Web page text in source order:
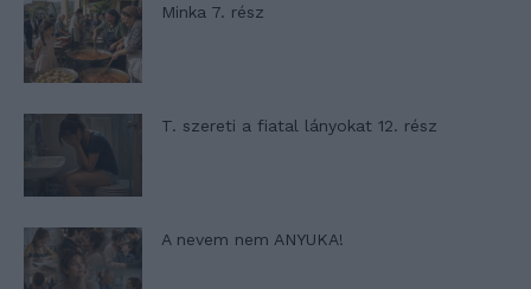
Minka 7. rész
T. szereti a fiatal lányokat 12. rész
A nevem nem ANYUKA!